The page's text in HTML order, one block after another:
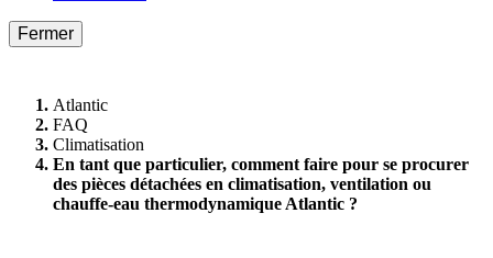
Fermer
Atlantic
FAQ
Climatisation
En tant que particulier, comment faire pour se procurer
des pièces détachées en climatisation, ventilation ou
chauffe-eau thermodynamique Atlantic ?